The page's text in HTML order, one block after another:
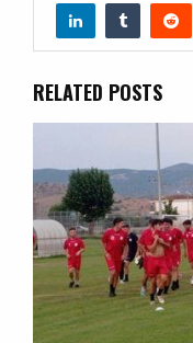
RELATED POSTS